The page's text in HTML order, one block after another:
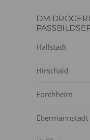
DM
Hallstadt
Hirschaid
Forchheim
Ebermannstadt